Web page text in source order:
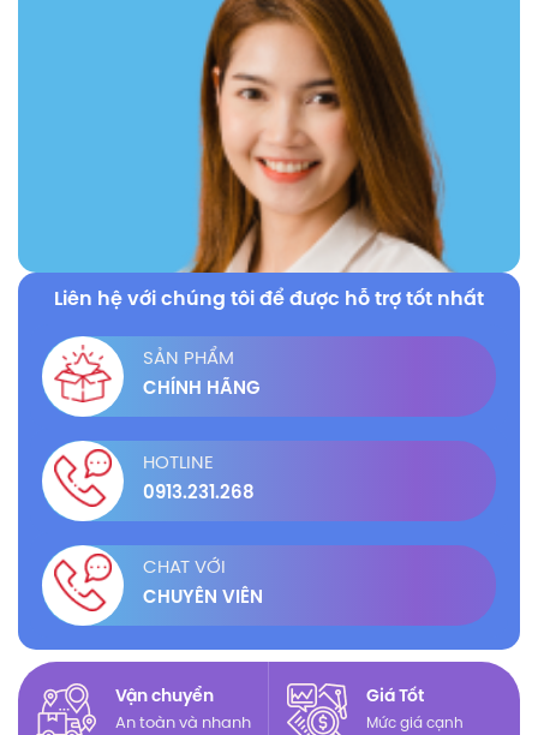
Liên hệ với chúng tôi để được hỗ trợ tốt nhất
SẢN PHẨM
CHÍNH HÃNG
HOTLINE
0913.231.268
CHAT VỚI
CHUYÊN VIÊN
Vận chuyển
An toàn và nhanh
Giá Tốt
Mức giá cạnh